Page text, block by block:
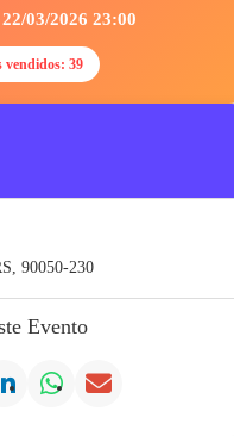
22/03/2026 23:00
vendidos: 39
90050-230
Evento